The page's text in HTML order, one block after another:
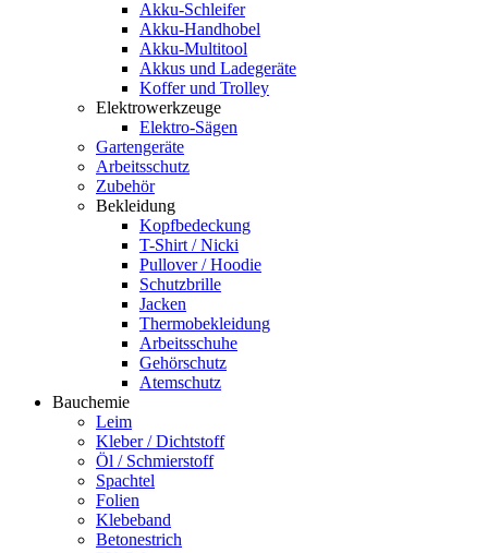
Akku-Schleifer
Akku-Handhobel
Akku-Multitool
Akkus und Ladegeräte
Koffer und Trolley
Elektrowerkzeuge
Elektro-Sägen
Gartengeräte
Arbeitsschutz
Zubehör
Bekleidung
Kopfbedeckung
T-Shirt / Nicki
Pullover / Hoodie
Schutzbrille
Jacken
Thermobekleidung
Arbeitsschuhe
Gehörschutz
Atemschutz
Bauchemie
Leim
Kleber / Dichtstoff
Öl / Schmierstoff
Spachtel
Folien
Klebeband
Betonestrich